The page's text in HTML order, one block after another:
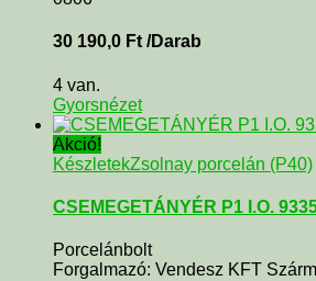
30 190,0 Ft /Darab
4 van.
Gyorsnézet
Akció!
KészletekZsolnay porcelán (P40)
CSEMEGETÁNYÉR P1 I.O.
Porcelánbolt
Forgalmazó: Vendesz KFT